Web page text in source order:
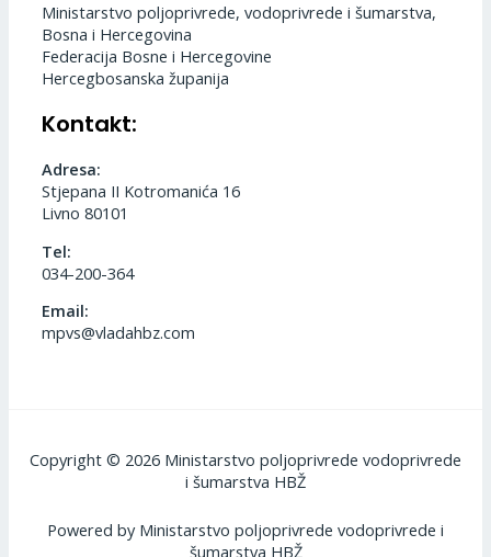
Ministarstvo poljoprivrede, vodoprivrede i šumarstva,
Bosna i Hercegovina
Federacija Bosne i Hercegovine
Hercegbosanska županija
Kontakt:
Adresa:
Stjepana II Kotromanića 16
Livno 80101
Tel:
034-200-364
Email:
mpvs@vladahbz.com
Copyright © 2026 Ministarstvo poljoprivrede vodoprivrede
i šumarstva HBŽ
Powered by Ministarstvo poljoprivrede vodoprivrede i
šumarstva HBŽ